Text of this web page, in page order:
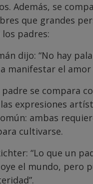
Además, se
que grandes
padres:
dijo: “No hay
manifestar el amor
padre se compara
expresiones
ambas
cultivarse.
“Lo que un
el mundo, pero